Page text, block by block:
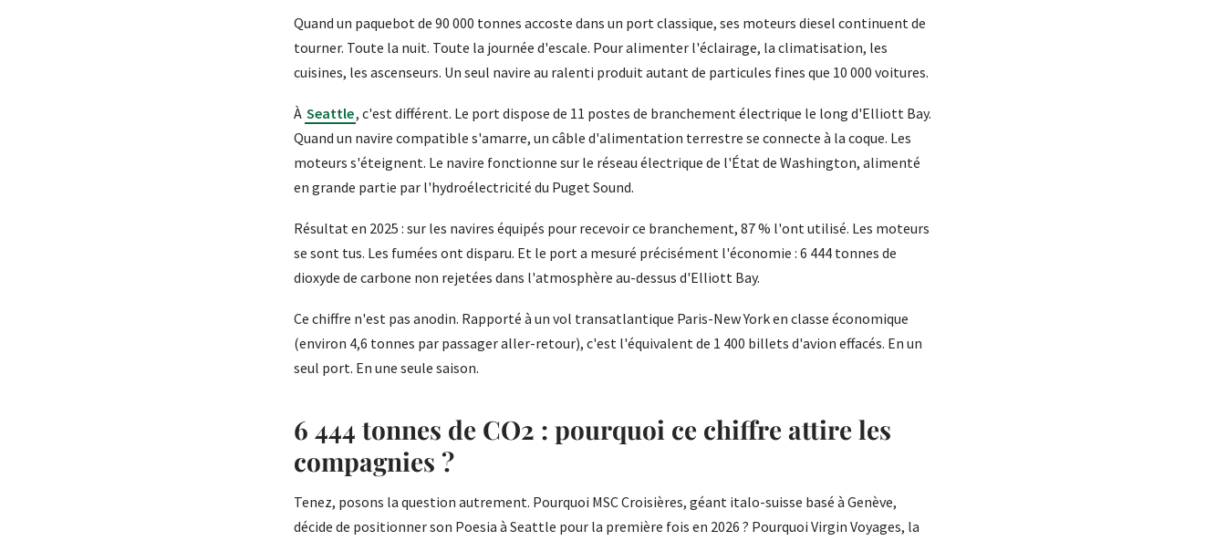
Quand un paquebot de 90 000 tonnes accoste dans un port classique, ses moteurs diesel continuent de
tourner. Toute la nuit. Toute la journée d'escale. Pour alimenter l'éclairage, la climatisation, les
cuisines, les ascenseurs. Un seul navire au ralenti produit autant de particules fines que 10 000 voitures.
À Seattle, c'est différent. Le port dispose de 11 postes de branchement électrique le long d'Elliott Bay.
Quand un navire compatible s'amarre, un câble d'alimentation terrestre se connecte à la coque. Les
moteurs s'éteignent. Le navire fonctionne sur le réseau électrique de l'État de Washington, alimenté
en grande partie par l'hydroélectricité du Puget Sound.
Résultat en 2025 : sur les navires équipés pour recevoir ce branchement, 87 % l'ont utilisé. Les moteurs
se sont tus. Les fumées ont disparu. Et le port a mesuré précisément l'économie : 6 444 tonnes de
dioxyde de carbone non rejetées dans l'atmosphère au-dessus d'Elliott Bay.
Ce chiffre n'est pas anodin. Rapporté à un vol transatlantique Paris-New York en classe économique
(environ 4,6 tonnes par passager aller-retour), c'est l'équivalent de 1 400 billets d'avion effacés. En un
seul port. En une seule saison.
6 444 tonnes de CO2 : pourquoi ce chiffre attire les
compagnies ?
Tenez, posons la question autrement. Pourquoi MSC Croisières, géant italo-suisse basé à Genève,
décide de positionner son Poesia à Seattle pour la première fois en 2026 ? Pourquoi Virgin Voyages, la